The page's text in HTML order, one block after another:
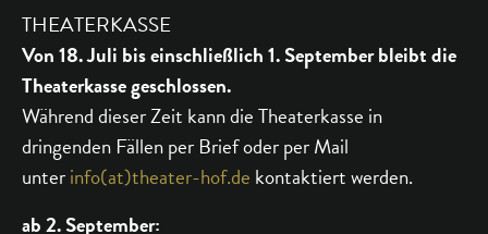
THEATERKASSE
Von 18. Juli bis einschließlich 1. September bleibt die
Theaterkasse geschlossen.
Während dieser Zeit kann die Theaterkasse in
dringenden Fällen per Brief oder per Mail
unterinfo(at)theater-hof.de kontaktiert werden.
ab 2. September: